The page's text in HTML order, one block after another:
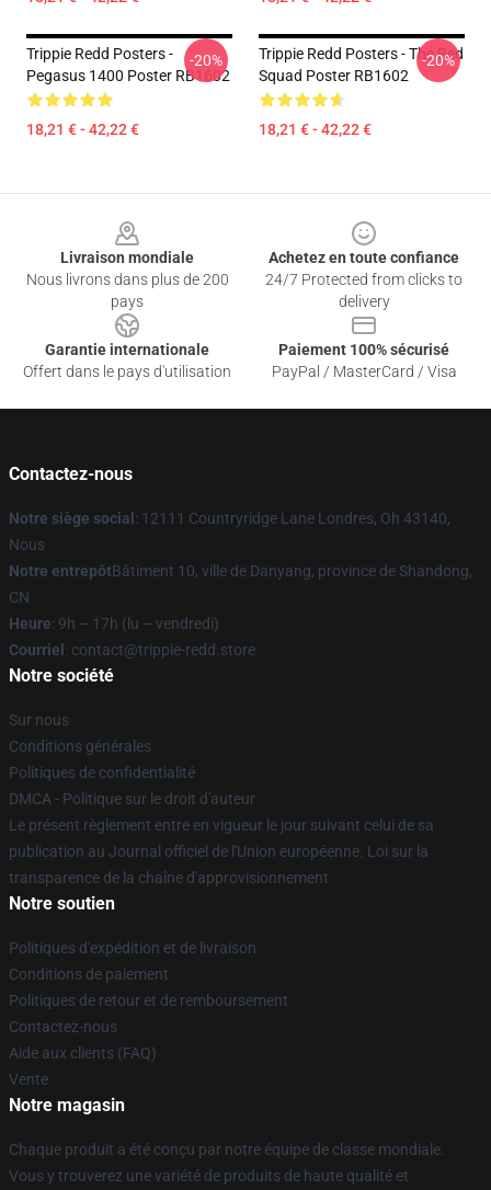
Trippie Redd Posters -
Pegasus 1400 Poster RB1602
18,21 € - 42,22 €
-20%
Trippie Redd Posters - The Red
Squad Poster RB1602
18,21 € - 42,22 €
-20%
Livraison mondiale
Nous livrons dans plus de 200
pays
Achetez en toute confiance
24/7 Protected from clicks to
delivery
Garantie internationale
Offert dans le pays d'utilisation
Paiement 100% sécurisé
PayPal / MasterCard / Visa
Contactez-nous
Notre siège social : 12111 Countryridge Lane Londres, Oh 43140,
Nous
Notre entrepôtBâtiment 10, ville de Danyang, province de Shandong,
CN
Heure: 9h – 17h (lu – vendredi)
Courriel : contact@trippie-redd.store
Notre société
Sur nous
Conditions générales
Politiques de confidentialité
DMCA - Politique sur le droit d'auteur
Le présent règlement entre en vigueur le jour suivant celui de sa
publication au Journal officiel de l'Union européenne. Loi sur la
transparence de la chaîne d'approvisionnement
Notre soutien
Politiques d'expédition et de livraison
Conditions de paiement
Politiques de retour et de remboursement
Contactez-nous
Aide aux clients (FAQ)
Vente
Notre magasin
Chaque produit a été conçu par notre équipe de classe mondiale.
Vous y trouverez une variété de produits de haute qualité et